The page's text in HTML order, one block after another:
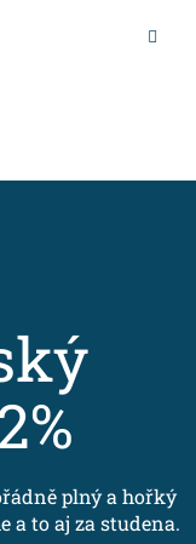
Nákupní
plný a hořký
a to aj za studena.